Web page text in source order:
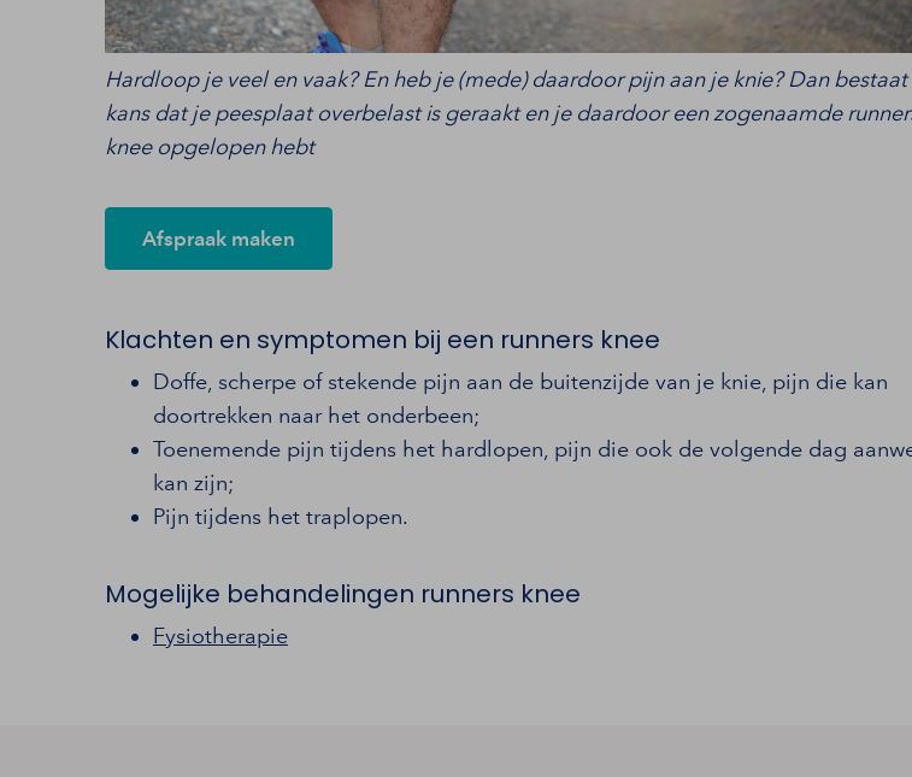
Hardloop je veel en vaak? En heb je (mede) daardoor pijn aan je knie? Dan
kans dat je peesplaat overbelast is geraakt en je daardoor een zogenaamde
knee opgelopen hebt
Afspraak maken
Klachten en symptomen bij een runners knee
Doffe, scherpe of stekende pijn aan de buitenzijde van je knie, pijn die kan
doortrekken naar het onderbeen;
Toenemende pijn tijdens het hardlopen, pijn die ook de volgende dag
kan zijn;
Pijn tijdens het traplopen.
Mogelijke behandelingen runners knee
Fysiotherapie